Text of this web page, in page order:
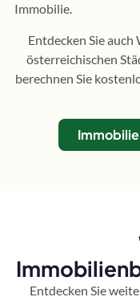
Immobilie.
Entdecken Sie
österreichischen
berechnen Sie
Entdecken Sie